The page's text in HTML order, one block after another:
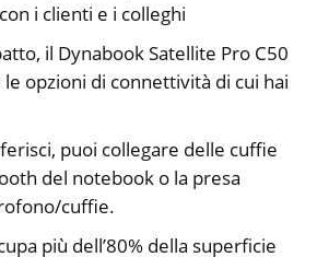
i clienti e i colleghi
il Dynabook Satellite Pro C50
opzioni di connettività di cui hai
puoi collegare delle cuffie
del notebook o la presa
cuffie.
più dell’80% della superficie